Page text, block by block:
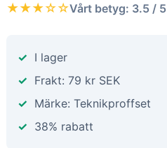
★★★☆☆Vårt betyg: 3.5 / 5
I lager
Frakt: 79 kr SEK
Märke: Teknikproffset
38% rabatt